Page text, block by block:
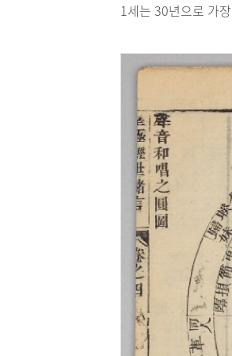
1세는 30년으로 가